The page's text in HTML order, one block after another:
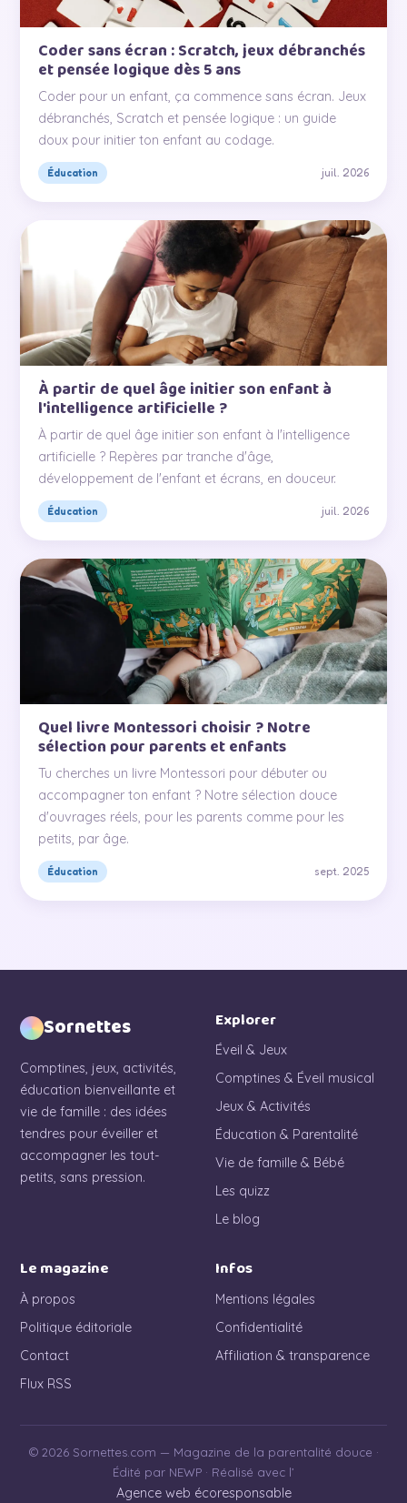
Coder sans écran : Scratch, jeux débranchés
et pensée logique dès 5 ans
Coder pour un enfant, ça commence sans écran. Jeux
débranchés, Scratch et pensée logique : un guide
doux pour initier ton enfant au codage.
Éducation juil. 2026
À partir de quel âge initier son enfant à
l'intelligence artificielle ?
À partir de quel âge initier son enfant à l'intelligence
artificielle ? Repères par tranche d'âge,
développement de l'enfant et écrans, en douceur.
Éducation juil. 2026
Quel livre Montessori choisir ? Notre
sélection pour parents et enfants
Tu cherches un livre Montessori pour débuter ou
accompagner ton enfant ? Notre sélection douce
d'ouvrages réels, pour les parents comme pour les
petits, par âge.
Éducation sept. 2025
Sornettes
Comptines, jeux, activités,
éducation bienveillante et
vie de famille : des idées
tendres pour éveiller et
accompagner les tout-
petits, sans pression.
Explorer
Éveil & Jeux
Comptines & Éveil musical
Jeux & Activités
Éducation & Parentalité
Vie de famille & Bébé
Les quizz
Le blog
Le magazine
À propos
Politique éditoriale
Contact
Flux RSS
Infos
Mentions légales
Confidentialité
Affiliation & transparence
© 2026 Sornettes.com — Magazine de la parentalité douce ·
Édité par NEWP · Réalisé avec l’
Agence web écoresponsable